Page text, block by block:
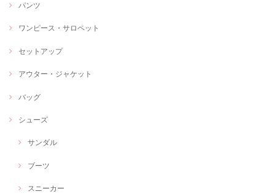
パンツ
ワンピース・サロペット
セットアップ
アウター・ジャケット
バッグ
シューズ
サンダル
ブーツ
スニーカー